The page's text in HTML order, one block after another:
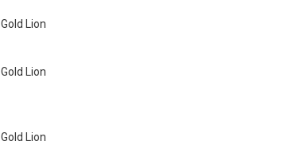
Gold Lion
Gold Lion
Gold Lion